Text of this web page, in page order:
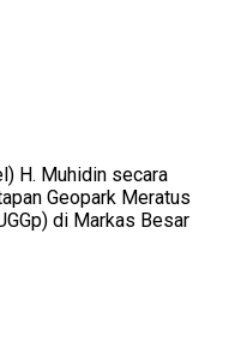
H. Muhidin secara
Geopark Meratus
di Markas Besar